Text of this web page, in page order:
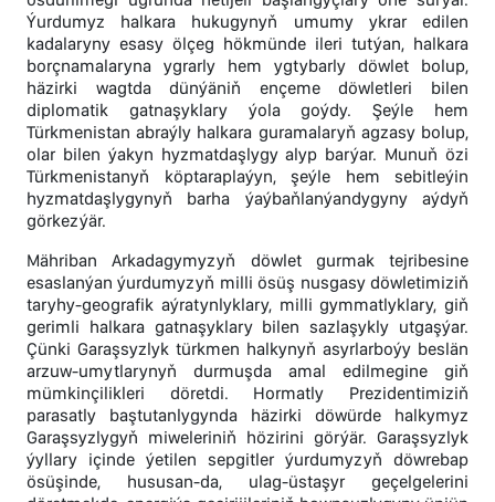
Ýurdumyz halkara hukugynyň umumy ykrar edilen
kadalaryny esasy ölçeg hökmünde ileri tutýan, halkara
borçnamalaryna ygrarly hem ygtybarly döwlet bolup,
häzirki wagtda dünýäniň ençeme döwletleri bilen
diplomatik gatnaşyklary ýola goýdy. Şeýle hem
Türkmenistan abraýly halkara guramalaryň agzasy bolup,
olar bilen ýakyn hyzmatdaşlygy alyp barýar. Munuň özi
Türkmenistanyň köptaraplaýyn, şeýle hem sebitleýin
hyzmatdaşlygynyň barha ýaýbaňlanýandygyny aýdyň
görkezýär.
Mähriban Arkadagymyzyň döwlet gurmak tejribesine
esaslanýan ýurdumyzyň milli ösüş nusgasy döwletimiziň
taryhy-geografik aýratynlyklary, milli gymmatlyklary, giň
gerimli halkara gatnaşyklary bilen sazlaşykly utgaşýar.
Çünki Garaşsyzlyk türkmen halkynyň asyrlarboýy beslän
arzuw-umytlarynyň durmuşda amal edilmegine giň
mümkinçilikleri döretdi. Hormatly Prezidentimiziň
parasatly baştutanlygynda häzirki döwürde halkymyz
Garaşsyzlygyň miweleriniň hözirini görýär. Garaşsyzlyk
ýyllary içinde ýetilen sepgitler ýurdumyzyň döwrebap
ösüşinde, hususan-da, ulag-üstaşyr geçelgelerini